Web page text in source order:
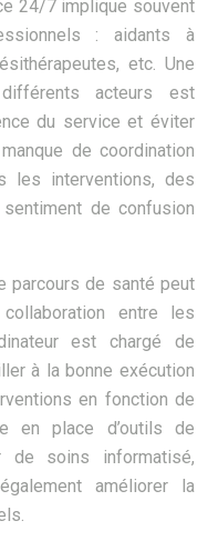
24/7 implique souvent
: aidants à
etc. Une
acteurs est
du service et éviter
de coordination
les interventions, des
de confusion
parcours de santé peut
entre les
est chargé de
à la bonne exécution
en fonction de
en place d’outils de
de soins informatisé,
améliorer la